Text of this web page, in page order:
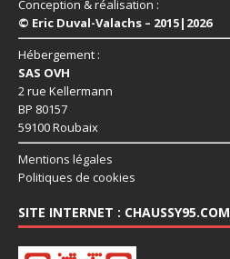
Conception & réalisation :
© Eric Duval-Valachs – 2015|2026
Hébergement :
SAS OVH
2 rue Kellermann
BP 80157
59100 Roubaix
Mentions légales
Politiques de cookies
SITE INTERNET : CHAUSSY95.COM